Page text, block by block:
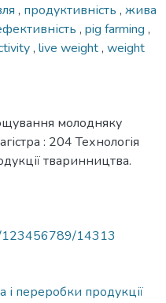
, продуктивність , жива
, pig farming ,
, live weight, weight
молодняку
: 204 Технологія
тваринництва.
123456789/14313
переробки продукції